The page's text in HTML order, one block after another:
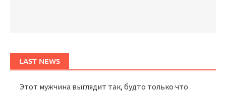
LAST NEWS
Этот мужчина выглядит так, будто только что